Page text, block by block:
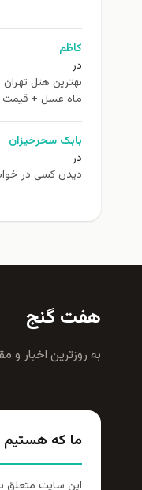
کاظم
در
ماه عسل + قیمت
بابک سحرخیزان
در
دیدن کسی در
هفت گنج
به روزترين اخبار و
ما که هستیم
این سایت متعلق